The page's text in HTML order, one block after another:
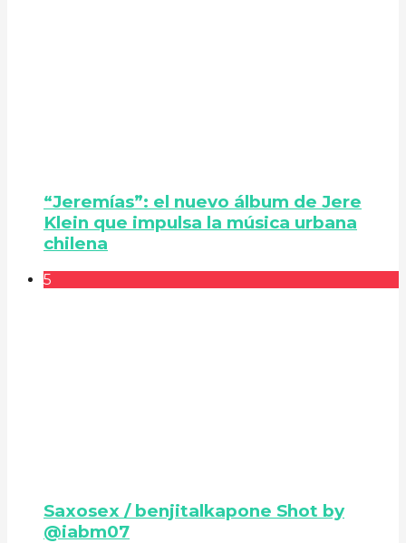
“Jeremías”: el nuevo álbum de Jere
Klein que impulsa la música urbana
chilena
5
Saxosex / benjitalkapone Shot by
@iabm07